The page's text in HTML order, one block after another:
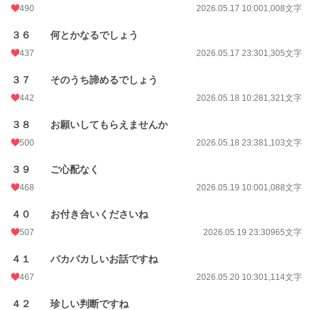
490 2026.05.17 10:001,008文字
３６ 何とかなるでしょう
437 2026.05.17 23:301,305文字
３７ そのうち諦めるでしょう
442 2026.05.18 10:281,321文字
３８ お願いしてもらえませんか
500 2026.05.18 23:381,103文字
３９ ご心配なく
468 2026.05.19 10:001,088文字
４０ お付き合いくださいね
507 2026.05.19 23:30965文字
４１ バカバカしいお話ですね
467 2026.05.20 10:301,114文字
４２ 珍しい判断ですね